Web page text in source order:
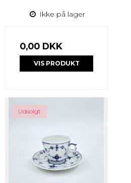
Ikke på lager
0,00 DKK
VIS PRODUKT
Udsolgt